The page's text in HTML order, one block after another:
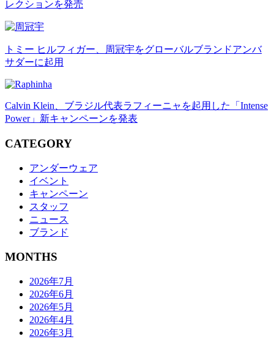
レクションを発売
トミー ヒルフィガー、周冠宇をグローバルブランドアンバ
サダーに起用
Calvin Klein、ブラジル代表ラフィーニャを起用した「Intense
Power」新キャンペーンを発表
CATEGORY
アンダーウェア
イベント
キャンペーン
スタッフ
ニュース
ブランド
MONTHS
2026年7月
2026年6月
2026年5月
2026年4月
2026年3月